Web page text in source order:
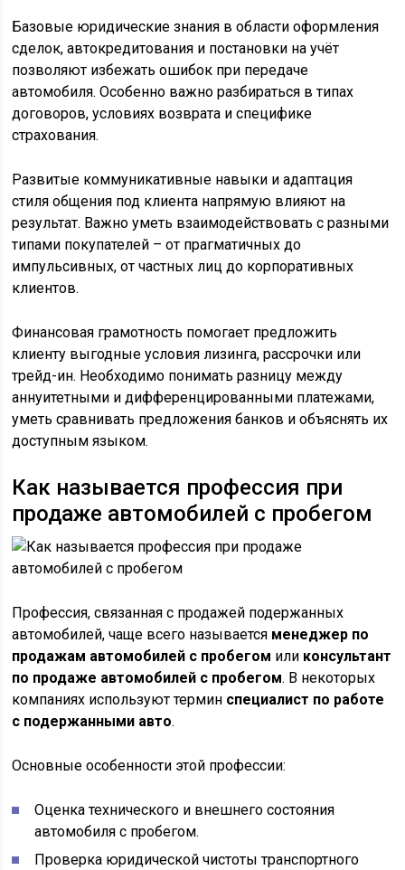
Базовые юридические знания в области оформления
сделок, автокредитования и постановки на учёт
позволяют избежать ошибок при передаче
автомобиля. Особенно важно разбираться в типах
договоров, условиях возврата и специфике
страхования.
Развитые коммуникативные навыки и адаптация
стиля общения под клиента напрямую влияют на
результат. Важно уметь взаимодействовать с разными
типами покупателей – от прагматичных до
импульсивных, от частных лиц до корпоративных
клиентов.
Финансовая грамотность помогает предложить
клиенту выгодные условия лизинга, рассрочки или
трейд-ин. Необходимо понимать разницу между
аннуитетными и дифференцированными платежами,
уметь сравнивать предложения банков и объяснять их
доступным языком.
Как называется профессия при
продаже автомобилей с пробегом
Профессия, связанная с продажей подержанных
автомобилей, чаще всего называется менеджер по
продажам автомобилей с пробегом или консультант
по продаже автомобилей с пробегом. В некоторых
компаниях используют термин специалист по работе
с подержанными авто.
Основные особенности этой профессии:
Оценка технического и внешнего состояния
автомобиля с пробегом.
Проверка юридической чистоты транспортного